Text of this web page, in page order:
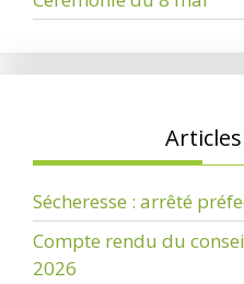
Sécheresse : arrêté
Compte rendu du
2026